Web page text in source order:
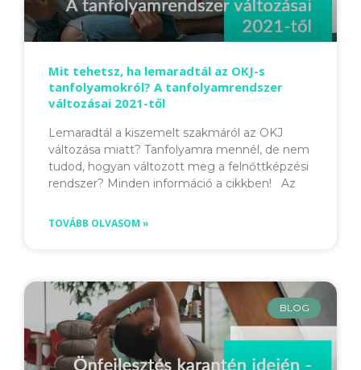
Mit tehetsz, ha lemaradtál az OKJ-s
tanfolyamokról? A tanfolyamrendszer
változásai 2021-től
Lemaradtál a kiszemelt szakmáról az OKJ
változása miatt? Tanfolyamra mennél, de nem
tudod, hogyan változott meg a felnőttképzési
rendszer? Minden információ a cikkben! Az
TOVÁBB OLVASOM »
BLOG